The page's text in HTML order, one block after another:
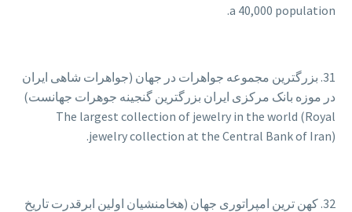
a 40,000 population.
31. بزرگترین مجموعه جواهرات در جهان (جواهرات شاهی ایران
در موزه بانک مرکزی ایران بزرگترین گنجینه جوهرات جهانست)
The largest collection of jewelry in the world (Royal
jewelry collection at the Central Bank of Iran).
32. کهن ترین امپراتوری جهان (هخامنشیان اولین ابرقدرت تاریخ